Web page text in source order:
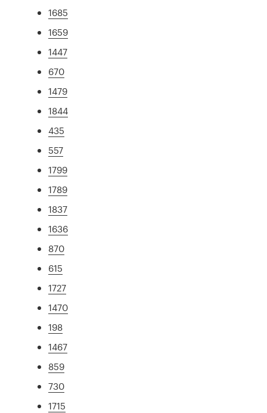
1685
1659
1447
670
1479
1844
435
557
1799
1789
1837
1636
870
615
1727
1470
198
1467
859
730
1715